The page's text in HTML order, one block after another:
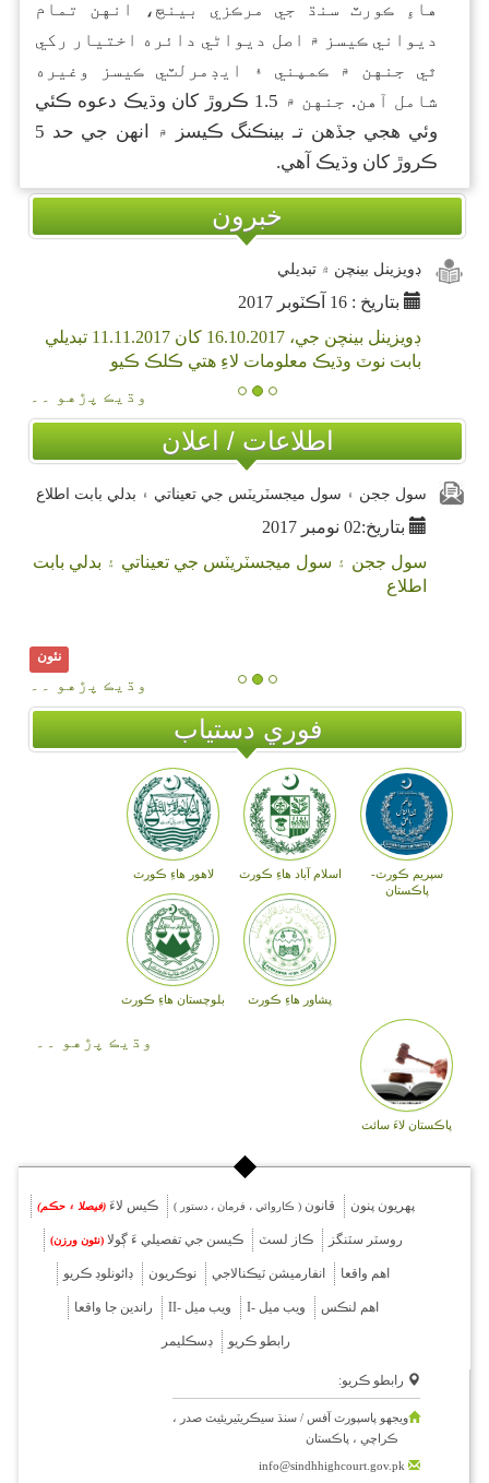
هاءِ ڪورٽ سنڌ جي مرڪزي بينچ، انهن تمام
ديواني ڪيسز ۾ اصل ديواڻي دائره اختيار رکي
ٿي جنهن ۾ ڪمپني ۽ ايڊمرلٽي ڪيسز وغيره
شامل آهن. جنهن ۾ 1.5 ڪروڙ کان وڌيڪ دعوه ڪئي
وئي هجي جڏهن تـ بينڪنگ ڪيسز ۾ انهن جي حد 5
ڪروڙ کان وڌيڪ آهي.
خبرون
ڊويزينل بينچن ۾ تبديلي
بتاريخ : 16 آڪٽوبر 2017
ڊويزينل بينچن جي، 16.10.2017 کان 11.11.2017 تبديلي
بابت نوٽ وڌيڪ معلومات لاءِ هتي ڪلڪ ڪيو
وڌيڪ پڙهو ۔۔
اطلاعات / اعلان
سول ججن ۽ سول ميجسٽريٽس جي تعيناتي ۽ بدلي بابت اطلاع
بتاريخ:02 نومبر 2017
سول ججن ۽ سول ميجسٽريٽس جي تعيناتي ۽ بدلي بابت
اطلاع
نئون
وڌيڪ پڙهو ۔۔
فوري دستياب
سپريم ڪورٽ-
پاڪستان
اسلام آباد هاءِ ڪورٽ لاهور هاءِ ڪورٽ
پشاور هاءِ ڪورٽ بلوچستان هاءِ ڪورٽ
پاڪستان لاءَ سائٽ
وڌيڪ پڙهو ۔۔
پهريون پنون قانون ( ڪاروائي ، فرمان ، دستور ) ڪيس لاءَ (فيصلا ۽ حڪم)
روسٽر سٽنگز ڪاز لسٽ ڪيسن جي تفصيلي ءَ ڳولا(نئون ورزن)
اهم واقعا انفارميشن ٽيڪنالاجي نوڪريون ڊائونلوڊ ڪريو
اهم لنڪس ويب ميل -I ويب ميل -II راندين جا واقعا
رابطو ڪريو ڊسڪليمر
رابطو ڪريو:
ويجهو پاسپورٽ آفس / سنڌ سيڪريٽيريئيٽ صدر ،
ڪراچي ، پاڪستان
info@sindhhighcourt.gov.pk